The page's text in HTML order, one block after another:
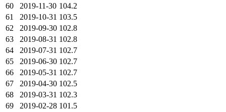
60
2019-11-30 104.2
61
2019-10-31 103.5
62
2019-09-30 102.8
63
2019-08-31 102.8
64
2019-07-31 102.7
65
2019-06-30 102.7
66
2019-05-31 102.7
67
2019-04-30 102.5
68
2019-03-31 102.3
69
2019-02-28 101.5